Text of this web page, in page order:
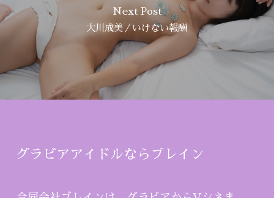
Next Post
大川成美／いけない報酬
グラビアアイドルならブレイン